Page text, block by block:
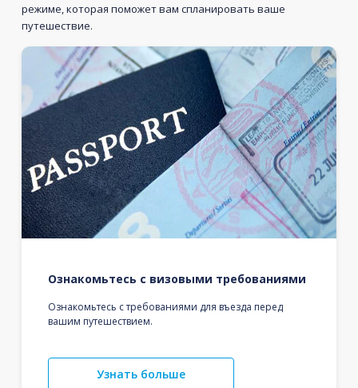
режиме, которая поможет вам спланировать ваше
путешествие.
Ознакомьтесь с визовыми требованиями
Ознакомьтесь с требованиями для въезда перед
вашим путешествием.
Узнать больше